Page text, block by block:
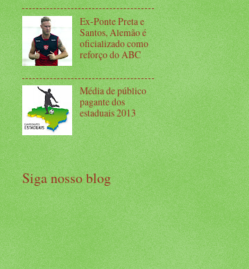
Ex-Ponte Preta e
Santos, Alemão é
oficializado como
reforço do ABC
Média de público
pagante dos
estaduais 2013
Siga nosso blog